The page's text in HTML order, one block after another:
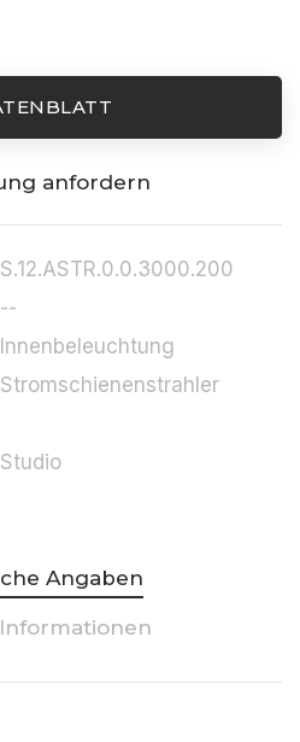
anfordern
S.12.ASTR.0.0.3000.200
--
Innenbeleuchtung
Stromschienenstrahler
Studio
Angaben